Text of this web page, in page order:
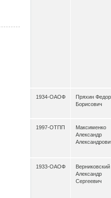
1934-ОАОФ
Пряхин Федор
Борисович
1997-ОТПП
Максименко
Александр
1933-ОАОФ
Верниковский
Александр
Сергеевич